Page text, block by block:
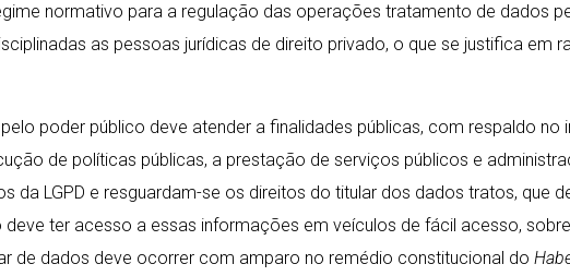
normativo para a regulação das operações tratamento de dados
as pessoas jurídicas de direito privado, o que se justifica em
poder público deve atender a finalidades públicas, com respaldo
de políticas públicas, a prestação de serviços públicos e
da LGPD e resguardam-se os direitos do titular dos dados tratos, que
ter acesso a essas informações em veículos de fácil acesso,
de dados deve ocorrer com amparo no remédio constitucional do